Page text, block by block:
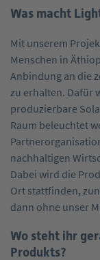
Was macht
Mit unserem
Menschen in
Anbindung an die
zu erhalten. Dafür
produzierbare
Raum beleuchtet
nachhaltigen
Dabei wird die
Ort stattfinden,
dann ohne unser
Wo steht ihr
Produkts?